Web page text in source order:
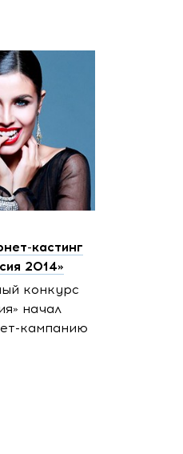
кастинг
2014»
конкурс
начал
кампанию